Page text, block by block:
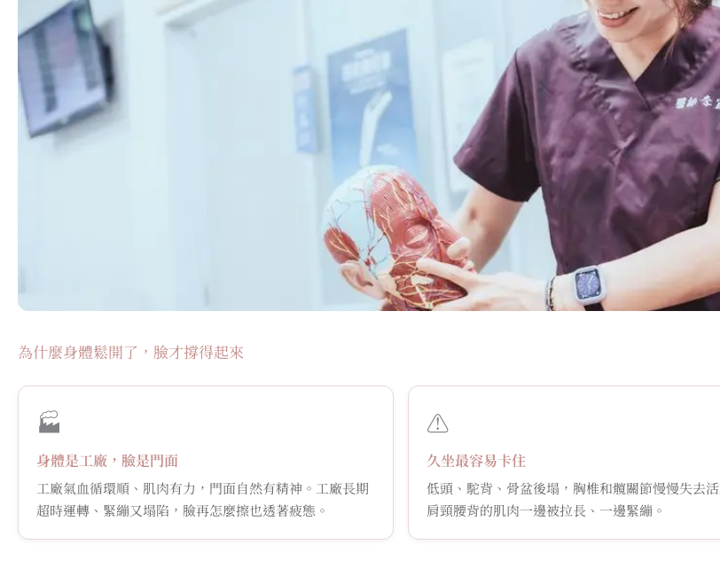
為什麼身體鬆開了，臉才撐得起來
🏭
身體是工廠，臉是門面
工廠氣血循環順、肌肉有力，門面自然有精神。工廠長期
超時運轉、緊繃又塌陷，臉再怎麼擦也透著疲態。
⚠️
久坐最容易卡住
低頭、駝背、骨盆後塌，胸椎和髖關節慢慢失去活
肩頸腰背的肌肉一邊被拉長、一邊緊繃。